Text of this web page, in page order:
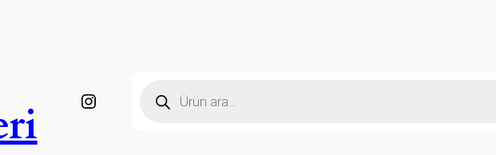
https://www.instagram.com/ngesarp_boutique/